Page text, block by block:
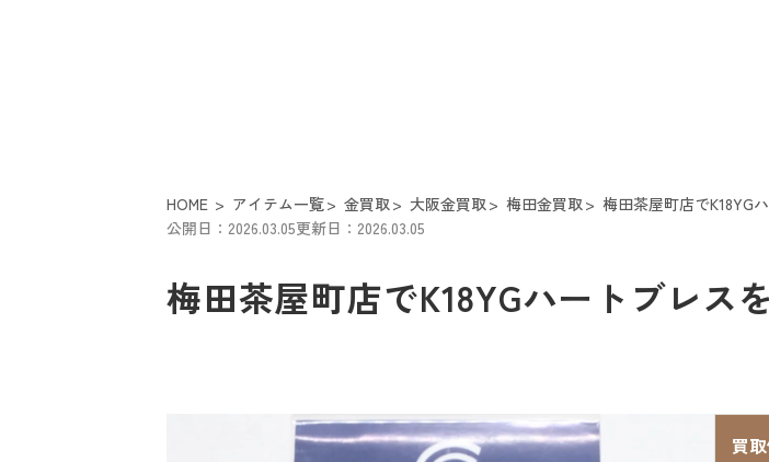
HOME アイテム一覧 金買取 大阪金買取 梅田金買取
梅田茶屋町店でK18YG
公開日：2026.03.05更新日：2026.03.05
梅田茶屋町店でK18YGハートブレス
買